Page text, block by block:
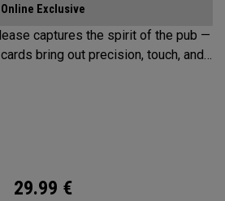
Online Exclusive
captures the spirit of the pub —
bring out precision, touch, and
Built on the Supersoft platform,
and spin from tee to green.
29.99 €